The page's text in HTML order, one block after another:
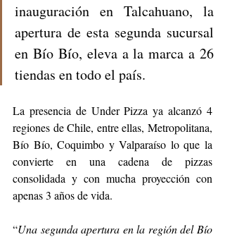
inauguración en Talcahuano, la
apertura de esta segunda sucursal
en Bío Bío, eleva a la marca a 26
tiendas en todo el país.
La presencia de Under Pizza ya alcanzó 4
regiones de Chile, entre ellas, Metropolitana,
Bío Bío, Coquimbo y Valparaíso lo que la
convierte en una cadena de pizzas
consolidada y con mucha proyección con
apenas 3 años de vida.
“Una segunda apertura en la región del Bío